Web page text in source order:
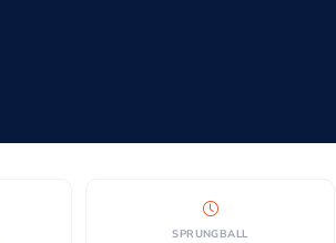
SPRUNGBALL